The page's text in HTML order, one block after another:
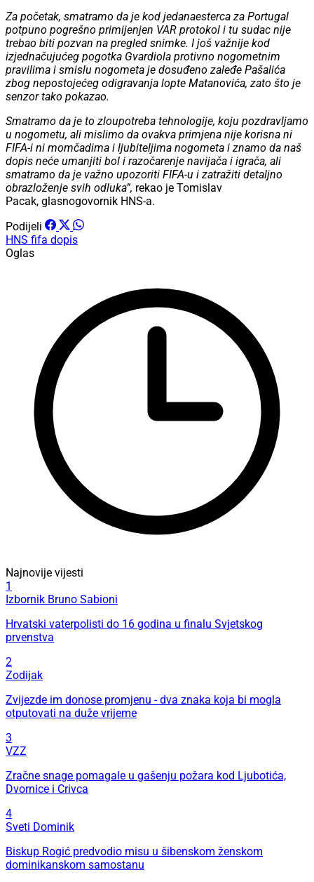
Za početak, smatramo da je kod jedanaesterca za Portugal
potpuno pogrešno primijenjen VAR protokol i tu sudac nije
trebao biti pozvan na pregled snimke. I još važnije kod
izjednačujućeg pogotka Gvardiola protivno nogometnim
pravilima i smislu nogometa je dosuđeno zaleđe Pašalića
zbog nepostojećeg odigravanja lopte Matanovića, zato što je
senzor tako pokazao.
Smatramo da je to zloupotreba tehnologije, koju pozdravljamo
u nogometu, ali mislimo da ovakva primjena nije korisna ni
FIFA-i ni momčadima i ljubiteljima nogometa i znamo da naš
dopis neće umanjiti bol i razočarenje navijača i igrača, ali
smatramo da je važno upozoriti FIFA-u i zatražiti detaljno
obrazloženje svih odluka”, rekao je Tomislav
Pacak, glasnogovornik HNS-a.
Podijeli
HNS fifa dopis
Oglas
Najnovije vijesti
1
Izbornik Bruno Sabioni
Hrvatski vaterpolisti do 16 godina u finalu Svjetskog
prvenstva
2
Zodijak
Zvijezde im donose promjenu - dva znaka koja bi mogla
otputovati na duže vrijeme
3
VZZ
Zračne snage pomagale u gašenju požara kod Ljubotića,
Dvornice i Crivca
4
Sveti Dominik
Biskup Rogić predvodio misu u šibenskom ženskom
dominikanskom samostanu